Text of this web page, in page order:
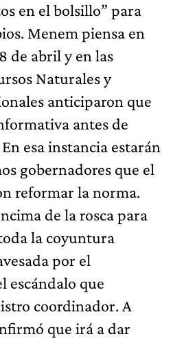
en el bolsillo” para
Menem piensa en
de abril y en las
Naturales y
anticiparon que
antes de
esa instancia estarán
gobernadores que el
reformar la norma.
de la rosca para
la coyuntura
por el
escándalo que
coordinador. A
que irá a dar